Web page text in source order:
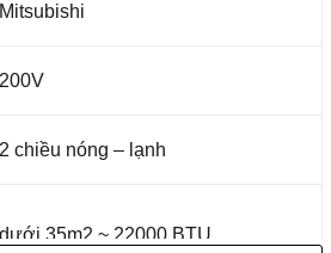
Mitsubishi
200V
2 chiều nóng – lạnh
dưới 35m2 ~ 22000 BTU